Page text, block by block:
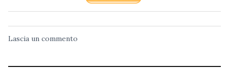
Lascia un commento